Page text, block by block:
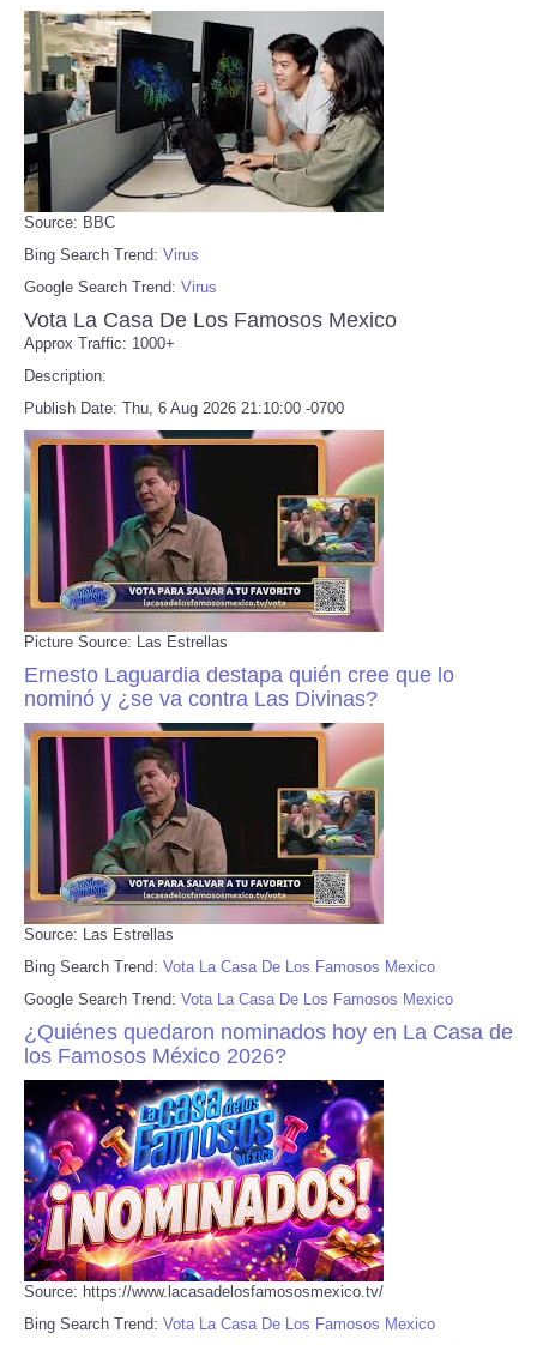
Source: BBC
Bing Search Trend: Virus
Google Search Trend: Virus
Vota La Casa De Los Famosos Mexico
Approx Traffic: 1000+
Description:
Publish Date: Thu, 6 Aug 2026 21:10:00 -0700
Picture Source: Las Estrellas
Ernesto Laguardia destapa quién cree que lo
nominó y ¿se va contra Las Divinas?
Source: Las Estrellas
Bing Search Trend: Vota La Casa De Los Famosos Mexico
Google Search Trend: Vota La Casa De Los Famosos Mexico
¿Quiénes quedaron nominados hoy en La Casa de
los Famosos México 2026?
Source: https://www.lacasadelosfamososmexico.tv/
Bing Search Trend: Vota La Casa De Los Famosos Mexico